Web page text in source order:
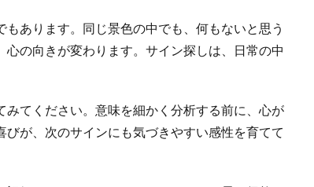
あります。同じ景色の中でも、何もないと思う
の向きが変わります。サイン探しは、日常の中
てください。意味を細かく分析する前に、心が
が、次のサインにも気づきやすい感性を育てて